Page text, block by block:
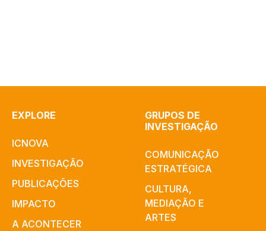
EXPLORE
ICNOVA
INVESTIGAÇÃO
PUBLICAÇÕES
IMPACTO
A ACONTECER
GRUPOS DE
INVESTIGAÇÃO
COMUNICAÇÃO
ESTRATÉGICA
CULTURA,
MEDIAÇÃO E
ARTES​